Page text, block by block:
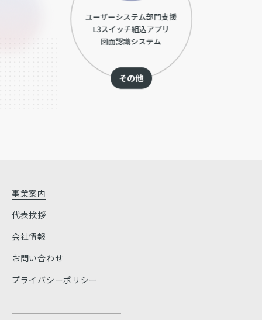
その他
ユーザーシステム部門支援
L3スイッチ組込アプリ
図面認識システム
事業案内
代表挨拶
会社情報
お問い合わせ
プライバシーポリシー